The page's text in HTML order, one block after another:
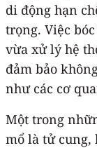
di động hạn
trọng. Việc
vừa xử lý hệ
đảm bảo
như các cơ
Một trong
mổ là tử cung,